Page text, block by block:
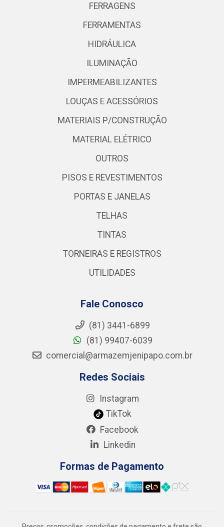
FERRAGENS
FERRAMENTAS
HIDRÁULICA
ILUMINAÇÃO
IMPERMEABILIZANTES
LOUÇAS E ACESSÓRIOS
MATERIAIS P/CONSTRUÇÃO
MATERIAL ELÉTRICO
OUTROS
PISOS E REVESTIMENTOS
PORTAS E JANELAS
TELHAS
TINTAS
TORNEIRAS E REGISTROS
UTILIDADES
Fale Conosco
(81) 3441-6899
(81) 99407-6039
comercial@armazemjenipapo.com.br
Redes Sociais
Instagram
TikTok
Facebook
Linkedin
Formas de Pagamento